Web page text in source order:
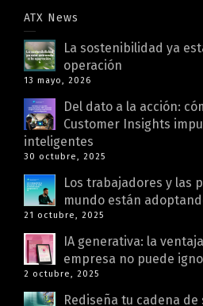
ATX News
La sostenibilidad ya
operación
13 mayo, 2026
Del dato a la acción:
Customer Insights
inteligentes
30 octubre, 2025
Los trabajadores y las
mundo están
21 octubre, 2025
IA generativa: la
empresa no puede
2 octubre, 2025
Rediseña tu cadena